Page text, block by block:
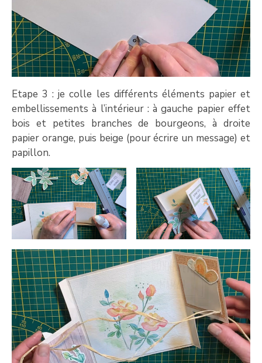
Etape 3 : je colle les différents éléments papier et
embellissements à l’intérieur : à gauche papier effet
bois et petites branches de bourgeons, à droite
papier orange, puis beige (pour écrire un message) et
papillon.